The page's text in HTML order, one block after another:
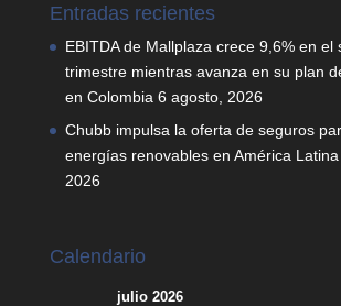
Entradas recientes
EBITDA de Mallplaza crece 9,6% en el
trimestre mientras avanza en su plan
en Colombia 6 agosto, 2026
Chubb impulsa la oferta de seguros
energías renovables en América Latina
2026
Calendario
julio 2026